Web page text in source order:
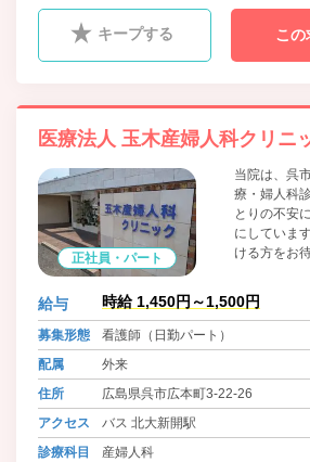
キープする この
医療法人 玉木産婦人科クリニ
正社員・パート
当院は、呉
療・婦人科
とりの不安
にしていま
ける方をお
給与 時給 1,450円～1,500円
募集形態
看護師（日勤パート）
配属
外来
住所
広島県呉市広本町3-22-26
アクセス
バス 北大新開駅
診療科目
産婦人科